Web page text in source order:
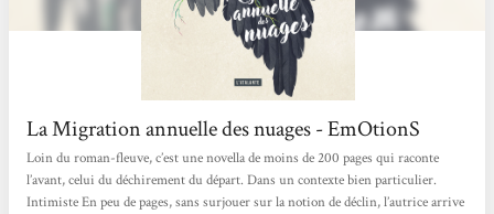
La Migration annuelle des nuages - EmOtionS
Loin du roman-fleuve, c’est une novella de moins de 200 pages qui raconte
l’avant, celui du déchirement du départ. Dans un contexte bien particulier.
Intimiste En peu de pages, sans surjouer sur la notion de déclin, l’autrice arrive